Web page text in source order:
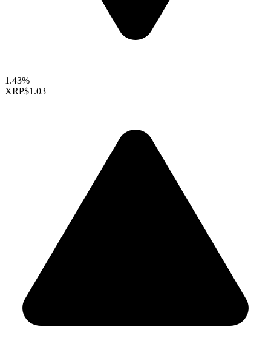
1.43%
XRP$1.03